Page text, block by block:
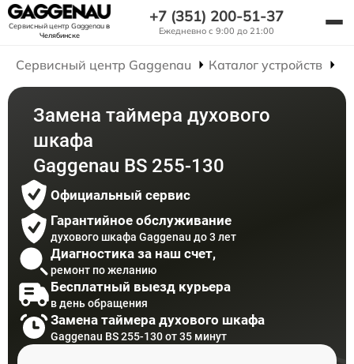
Сервисный центр Gaggenauв
Челябинске
+7 (351) 200-51-37
Ежедневно с 9:00 до 21:00
Сервисный центр Gaggenau Каталог устройств
Замена таймера духового
шкафа
Gaggenau BS 255-130
Официальный сервис
Гарантийное обслуживание
духового шкафа Gaggenau до 3 лет
Диагностика за наш счет,
ремонт по желанию
Бесплатный выезд курьера
в день обращения
Замена таймера духового шкафа
Gaggenau BS 255-130 от 35 минут